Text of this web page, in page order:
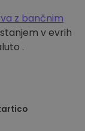
z bančnim
stanjem v evrih
.